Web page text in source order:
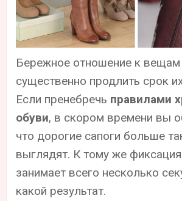
Бережное отношение к вещам
существенно продлить срок
Если пренебречь правилами
обуви, в скором времени вы
что дорогие сапоги больше
выглядят. К тому же
занимает всего несколько
какой результат.